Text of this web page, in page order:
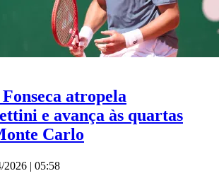
Fonseca atropela
e avança às quartas
Carlo
2026 | 05:58